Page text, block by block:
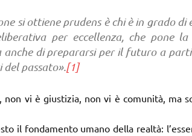
si ottiene prudens è chi è in grado di
per eccellenza, che pone
anche di prepararsi per il futuro a
passato».[1]
vi è giustizia, non vi è comunità, ma
il fondamento umano della realtà: